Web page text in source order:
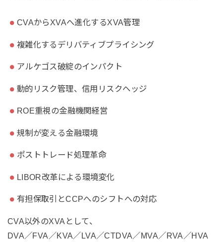
CVAからXVAへ進化するXVA管理
複雑化するデリバティブプライシング
アルケゴス破綻のインパクト
動的リスク管理、信用リスクヘッジ
ROE重視の金融機関経営
規制が変える金融環境
ポストトレード処理革命
LIBOR改革による環境変化
有担保取引とCCPへのシフトへの対応
CVA以外のXVAとして、
DVA／FVA／KVA／LVA／CTDVA／MVA／RVA／HVA